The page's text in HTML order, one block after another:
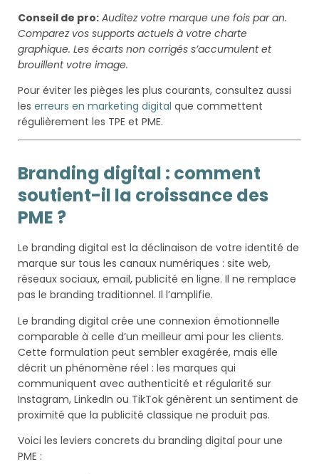
Conseil de pro: Auditez votre marque une fois par an.
Comparez vos supports actuels à votre charte
graphique. Les écarts non corrigés s’accumulent et
brouillent votre image.
Pour éviter les pièges les plus courants, consultez aussi
les erreurs en marketing digital que commettent
régulièrement les TPE et PME.
Branding digital : comment
soutient-il la croissance des
PME ?
Le branding digital est la déclinaison de votre identité de
marque sur tous les canaux numériques : site web,
réseaux sociaux, email, publicité en ligne. Il ne remplace
pas le branding traditionnel. Il l’amplifie.
Le branding digital crée une connexion émotionnelle
comparable à celle d’un meilleur ami pour les clients.
Cette formulation peut sembler exagérée, mais elle
décrit un phénomène réel : les marques qui
communiquent avec authenticité et régularité sur
Instagram, LinkedIn ou TikTok génèrent un sentiment de
proximité que la publicité classique ne produit pas.
Voici les leviers concrets du branding digital pour une
PME :